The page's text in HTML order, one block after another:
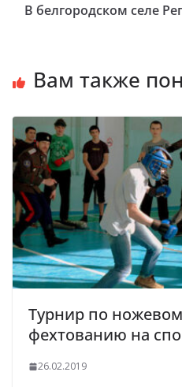
В белгородском селе
Вам также
Турнир по
фехтованию на
26.02.2019